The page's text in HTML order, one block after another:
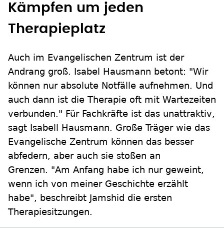
Kämpfen um jeden
Therapieplatz
Auch im Evangelischen Zentrum ist der
Andrang groß. Isabel Hausmann betont: "Wir
können nur absolute Notfälle aufnehmen. Und
auch dann ist die Therapie oft mit Wartezeiten
verbunden." Für Fachkräfte ist das unattraktiv,
sagt Isabell Hausmann. Große Träger wie das
Evangelische Zentrum können das besser
abfedern, aber auch sie stoßen an
Grenzen. "Am Anfang habe ich nur geweint,
wenn ich von meiner Geschichte erzählt
habe", beschreibt Jamshid die ersten
Therapiesitzungen.